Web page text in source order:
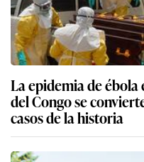
La epidemia de
del Congo se
casos de la historia